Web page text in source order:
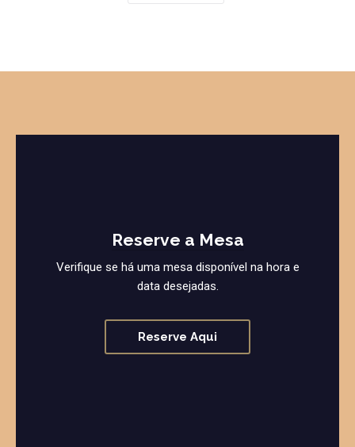
Reserve a Mesa
Verifique se há uma mesa disponível na hora e
data desejadas.
Reserve Aqui